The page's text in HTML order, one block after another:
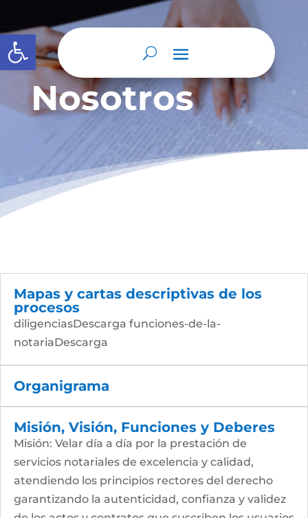
Abrir barra de herramientas
Nosotros
Mapas y cartas descriptivas de los
procesos
diligenciasDescarga funciones-de-la-
notariaDescarga
Organigrama
Misión, Visión, Funciones y Deberes
Misión: Velar día a día por la prestación de
servicios notariales de excelencia y calidad,
atendiendo los principios rectores del derecho
garantizando la autenticidad, confianza y validez